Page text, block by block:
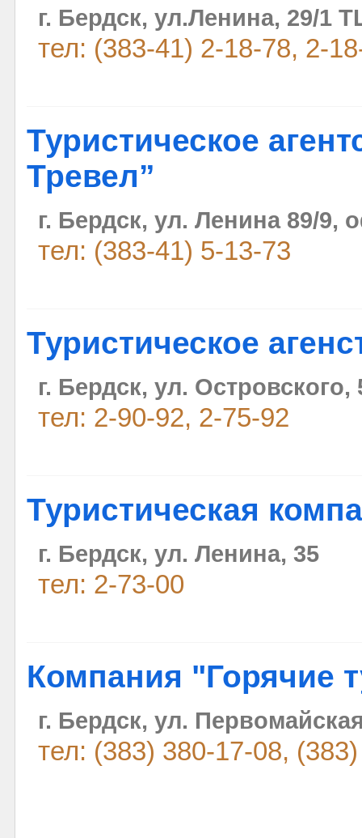
г. Бердск, ул.Ленина, 29/1
тел: (383-41) 2-18-78, 2-
Туристическое
Тревел”
г. Бердск, ул. Ленина 89/9,
тел: (383-41) 5-13-73
Туристическое
г. Бердск, ул.
тел: 2-90-92, 2-75-92
Туристическая
г. Бердск, ул. Ленина, 35
тел: 2-73-00
Компания "Горячие
г. Бердск, ул.
тел: (383) 380-17-08,